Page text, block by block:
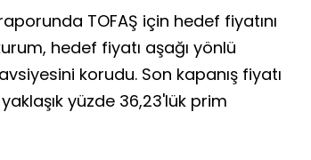
TOFAŞ için hedef fiyatını
hedef fiyatı aşağı yönlü
korudu. Son kapanış fiyatı
yüzde 36,23'lük prim